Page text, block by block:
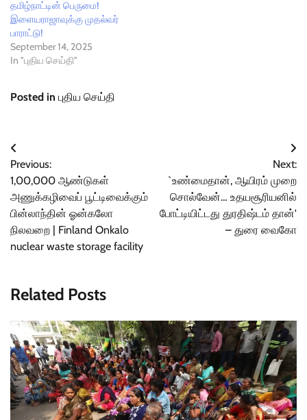
தமிழ்நாட்டின் பெருமை!
இளையராஜாவுக்கு முதல்வர்
பாராட்டு!
September 14, 2025
In "புதிய செய்தி"
Posted in புதிய செய்தி
Post
navigation
Previous:
1,00,000 ஆண்டுகள்
அணுக்கழிவைப் பூட்டிவைக்கும்
பின்லாந்தின் ஓன்கலோ
நிலவறை | Finland Onkalo
nuclear waste storage facility
Next:
`உண்மைதான், ஆயிரம் முறை
சொல்வேன்… உதயசூரியனில்
போட்டியிட்டது துரதிஷ்டம் தான்'
– துரை வைகோ
Related Posts